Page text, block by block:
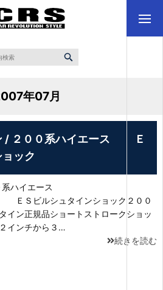
年07月
/ ２００系ハイエース Ｅ
ック
ン/２００系ハイエース
インショック２００
イン正規品ショートストロークショッ
インチから３…
続きを読む